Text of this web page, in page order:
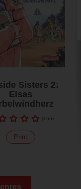
Sisters 2:
Elsas
(156)
Print